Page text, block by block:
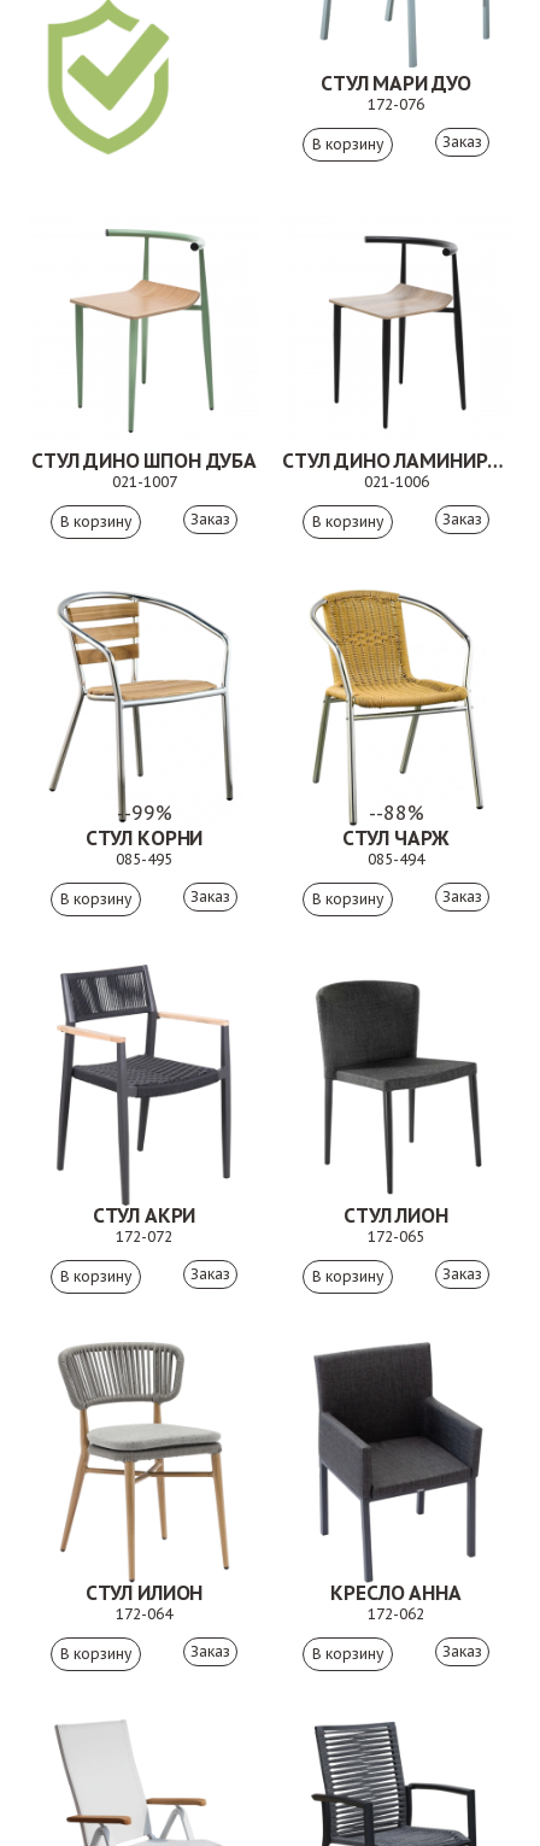
СТУЛ МАРИ ДУО
172-076
Заказ
СТУЛ ДИНО ШПОН ДУБА
021-1007
Заказ
СТУЛ ДИНО ЛАМИНИРОВАННЫЙ
021-1006
Заказ
--99%
СТУЛ КОРНИ
085-495
Заказ
--88%
СТУЛ ЧАРЖ
085-494
Заказ
СТУЛ АКРИ
172-072
Заказ
СТУЛ ЛИОН
172-065
Заказ
СТУЛ ИЛИОН
172-064
Заказ
КРЕСЛО АННА
172-062
Заказ